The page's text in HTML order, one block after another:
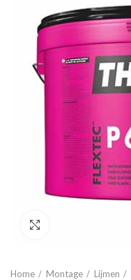
Home Montage Lijmen